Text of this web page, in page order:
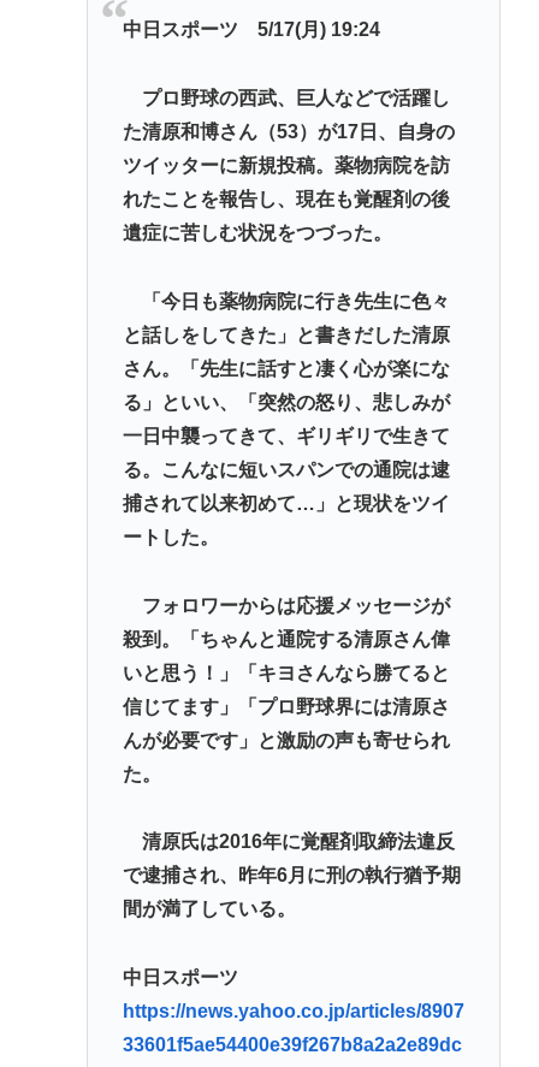
よ！」「保険にも入れないヤツは運転すんなよ」
が外国人の治療を断るようになってしまう
甲子園出場校 猛暑と資金難に苦しむ | 高校のとき
共産党信者「募金で共産党を叩くのは、頑張る人を
邪魔したいという日本人らしい薄暗い欲望のせい」
パチ●コ中毒者の99%はアニメに興味なく、いつも打
【ﾌｧﾝｻﾏﾘｨ】熊本地震報道 真実より視聴率と高市叩
きが大事なオールドメディア 熊本県知事が被災
者・遺族への取材に怒り「極めて強い不満、苦情が
寄せられた」
福井県のコメ農家「今年はコメを売ってくれと業者
が来ない！高市総理が許せない！もう愛想尽かし
た！！！」
【悲報】福田雄一さん「新ケロロに福田組が出ま
高橋名人「左手のバネを取るために手術をします」
Powered by livedoor 相互RSS
中日スポーツ 5/17(月) 19:24
プロ野球の西武、巨人などで活躍し
た清原和博さん（53）が17日、自身の
ツイッターに新規投稿。薬物病院を訪
れたことを報告し、現在も覚醒剤の後
遺症に苦しむ状況をつづった。
「今日も薬物病院に行き先生に色々
と話しをしてきた」と書きだした清原
さん。「先生に話すと凄く心が楽にな
る」といい、「突然の怒り、悲しみが
一日中襲ってきて、ギリギリで生きて
る。こんなに短いスパンでの通院は逮
捕されて以来初めて…」と現状をツイ
ートした。
フォロワーからは応援メッセージが
殺到。「ちゃんと通院する清原さん偉
いと思う！」「キヨさんなら勝てると
信じてます」「プロ野球界には清原さ
んが必要です」と激励の声も寄せられ
た。
清原氏は2016年に覚醒剤取締法違反
で逮捕され、昨年6月に刑の執行猶予期
間が満了している。
中日スポーツ
https://news.yahoo.co.jp/articles/8907
33601f5ae54400e39f267b8a2a2e89dc